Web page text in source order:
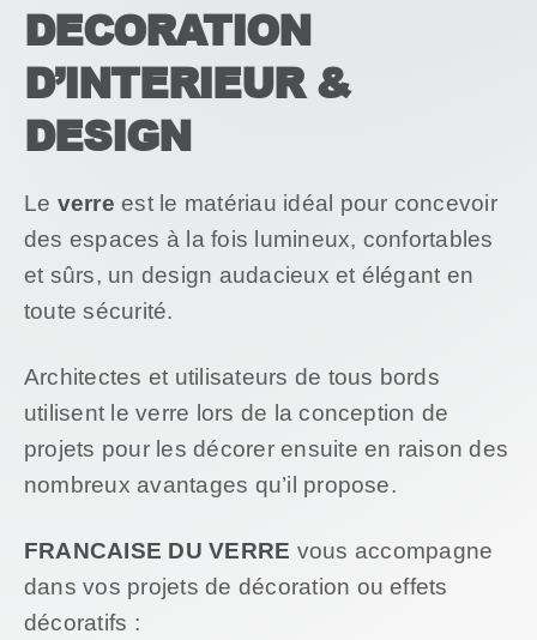
DECORATION
D’INTERIEUR &
DESIGN
Le verre est le matériau idéal pour concevoir
des espaces à la fois lumineux, confortables
et sûrs, un design audacieux et élégant en
toute sécurité.
Architectes et utilisateurs de tous bords
utilisent le verre lors de la conception de
projets pour les décorer ensuite en raison des
nombreux avantages qu’il propose.
FRANCAISE DU VERRE vous accompagne
dans vos projets de décoration ou effets
décoratifs :